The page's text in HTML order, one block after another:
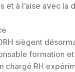
à l’aise avec la
siègent
formation
chargé RH